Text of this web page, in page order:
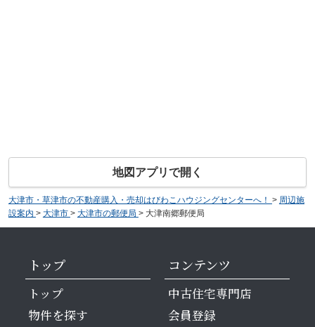
地図アプリで開く
大津市・草津市の不動産購入・売却はびわこハウジングセンターへ！ > 周辺施
設案内 > 大津市 > 大津市の郵便局 > 大津南郷郵便局
トップ
トップ
物件を探す
コンテンツ
中古住宅専門店
会員登録